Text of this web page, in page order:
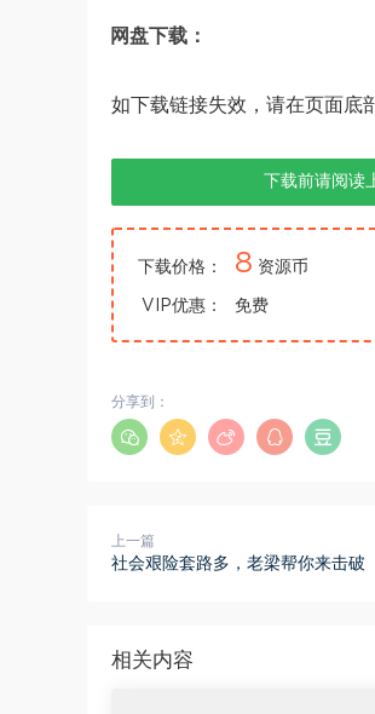
网盘下载：
如下载链接失效，请在页面底
下载前请阅
下载价格： 8 资源币
VIP优惠： 免费
分享到：
上一篇
社会艰险套路多，老梁帮你来击破
相关内容